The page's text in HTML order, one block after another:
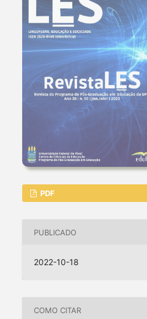
PDF
PUBLICADO
2022-10-18
COMO CITAR